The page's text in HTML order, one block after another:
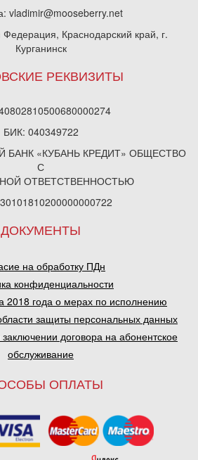
vladimir@mooseberry.net
Краснодарский край, г.
Курганинск
РЕКВИЗИТЫ
БИК: 040349722
БАНК «КУБАНЬ КРЕДИТ» ОБЩЕСТВО
С
ОТВЕТСТВЕННОСТЬЮ
ДОКУМЕНТЫ
на обработку ПДн
конфиденциальности
2018 года о мерах по исполнению
защиты персональных данных
договора на абонентское
обслуживание
ОПЛАТЫ